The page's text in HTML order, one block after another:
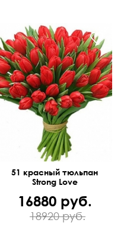
51 красный тюльпан
Strong Love
16880 руб.
18920 руб.